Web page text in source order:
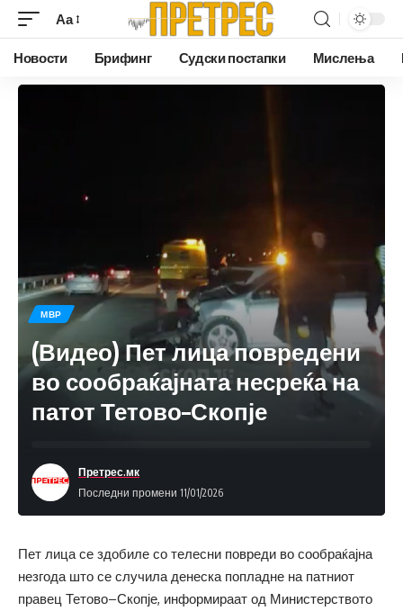
Аа
Новости Брифинг Судски постапки Мислења
МВР
(Видео) Пет лица повредени
во сообраќајната несреќа на
патот Тетово–Скопје
Последни промени 11/01/2026
Претрес.мк
Пет лица се здобиле со телесни повреди во сообраќајна
незгода што се случила денеска попладне на патниот
правец Тетово–Скопје, информираат од Министерството